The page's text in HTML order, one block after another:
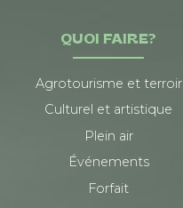
QUOI FAIRE?
Agrotourisme et terroir
Culturel et artistique
Plein air
Événements
Forfait